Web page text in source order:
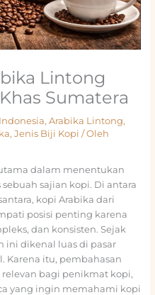
Lintong
Sumatera
, Arabika Lintong,
, Jenis Biji Kopi / Oleh
dalam menentukan
sajian kopi. Di antara
kopi Arabika dari
posisi penting karena
dan konsisten. Sejak
ini dikenal luas di pasar
Karena itu, pembahasan
bagi penikmat kopi,
yang ingin memahami kopi